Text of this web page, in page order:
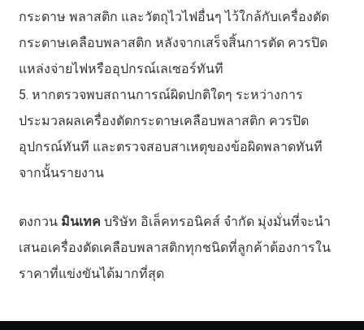
กระดาษ พลาสติก และวัตถุไวไฟอื่นๆ ไว้ใกล้กับเครื่องตัด
กระดาษเคลือบพลาสติก หลังจากเสร็จสิ้นการตัด ควรปิด
แหล่งจ่ายไฟหรืออุปกรณ์เลเซอร์ทันที
5. หากตรวจพบสถานการณ์ผิดปกติใดๆ ระหว่างการ
ประมวลผลเครื่องตัดกระดาษเคลือบพลาสติก ควรปิด
อุปกรณ์ทันที และตรวจสอบสาเหตุของข้อผิดพลาดทันที
จากนั้นรายงาน
ตงกวน มินเทค บริษัท อิเล็คทรอนิคส์ จำกัด มุ่งมั่นที่จะนำ
เสนอเครื่องตัดเคลือบพลาสติกทุกชนิดที่ลูกค้าต้องการใน
ราคาที่แข่งขันได้มากที่สุด